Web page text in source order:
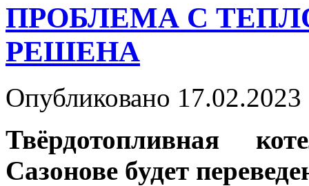
ПРОБЛЕМА С
РЕШЕНА
Опубликовано
Твёрдотопливная
Сазонове будет